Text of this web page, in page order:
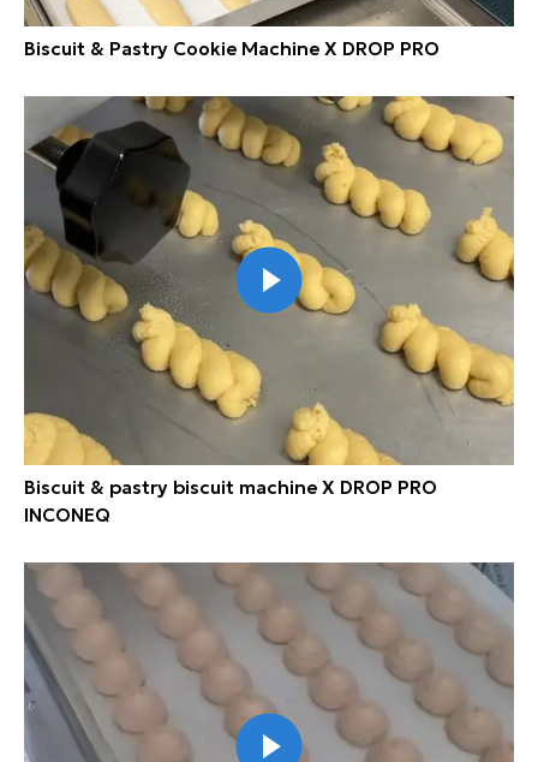
Biscuit & Pastry Cookie Machine X DROP PRO
Biscuit & pastry biscuit machine X DROP PRO
INCONEQ